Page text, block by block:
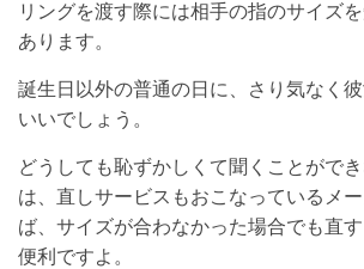
リングを渡す際には相手の指のサイズ
あります。
誕生日以外の普通の日に、さり気なく
いいでしょう。
どうしても恥ずかしくて聞くことがで
は、直しサービスもおこなっているメ
ば、サイズが合わなかった場合でも直
便利ですよ。